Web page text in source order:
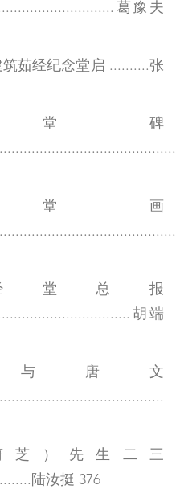
葛豫夫
茹经纪念堂启 ..........张
碑
画
堂总报
胡端
唐文
芝）先生二三
陆汝挺 376